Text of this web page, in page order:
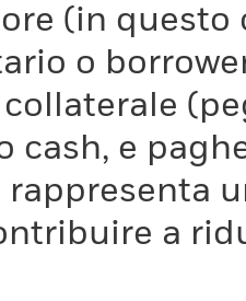
(in questo
o
cash, e
rappresenta
a